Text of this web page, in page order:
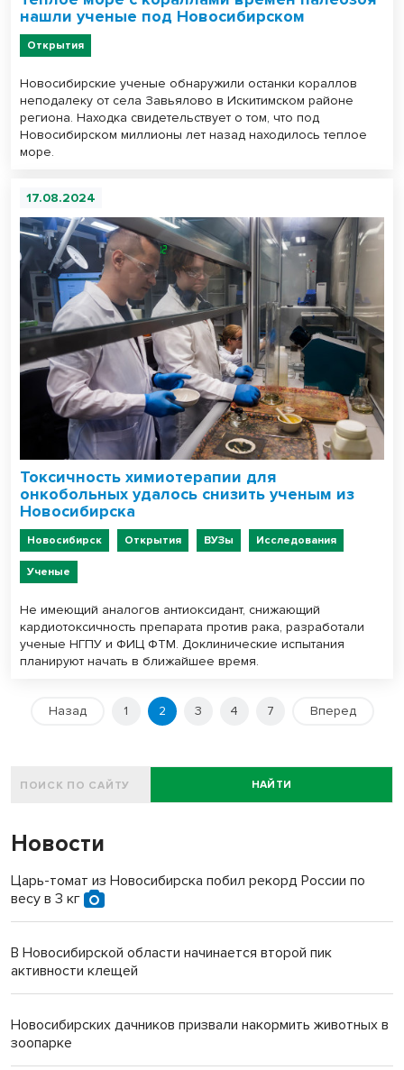
нашли ученые под Новосибирском
Открытия
Новосибирские ученые обнаружили останки кораллов
неподалеку от села Завьялово в Искитимском районе
региона. Находка свидетельствует о том, что под
Новосибирском миллионы лет назад находилось теплое
море.
17.08.2024
Токсичность химиотерапии для
онкобольных удалось снизить ученым из
Новосибирска
Новосибирск Открытия ВУЗы Исследования
Ученые
Не имеющий аналогов антиоксидант, снижающий
кардиотоксичность препарата против рака, разработали
ученые НГПУ и ФИЦ ФТМ. Доклинические испытания
планируют начать в ближайшее время.
Назад 1 2 3 4 7 Вперед
НАЙТИ
Новости
Царь-томат из Новосибирска побил рекорд России по
весу в 3 кг
В Новосибирской области начинается второй пик
активности клещей
Новосибирских дачников призвали накормить животных в
зоопарке